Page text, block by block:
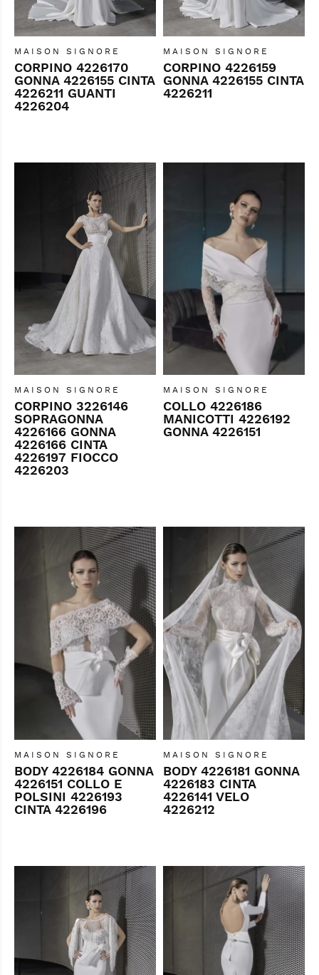
MAISON SIGNORE
CORPINO 4226170
GONNA 4226155 CINTA
4226211 GUANTI
4226204
MAISON SIGNORE
CORPINO 4226159
GONNA 4226155 CINTA
4226211
MAISON SIGNORE
CORPINO 3226146
SOPRAGONNA
4226166 GONNA
4226166 CINTA
4226197 FIOCCO
4226203
MAISON SIGNORE
COLLO 4226186
MANICOTTI 4226192
GONNA 4226151
MAISON SIGNORE
BODY 4226184 GONNA
4226151 COLLO E
POLSINI 4226193
CINTA 4226196
MAISON SIGNORE
BODY 4226181 GONNA
4226183 CINTA
4226141 VELO
4226212